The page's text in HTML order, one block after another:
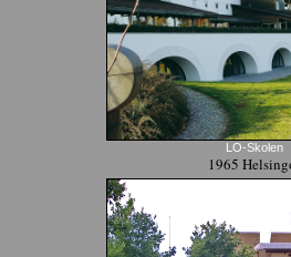
LO-Skolen
1965